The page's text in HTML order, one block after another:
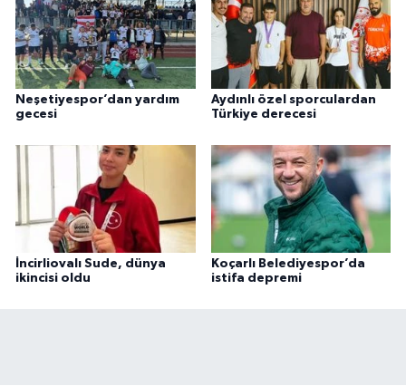
Neşetiyespor’dan yardım
gecesi
Aydınlı özel sporculardan
Türkiye derecesi
İncirliovalı Sude, dünya
ikincisi oldu
Koçarlı Belediyespor’da
istifa depremi